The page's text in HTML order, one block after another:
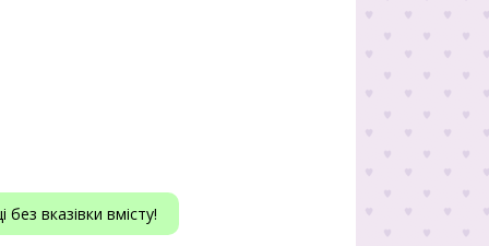
вказівки вмісту!